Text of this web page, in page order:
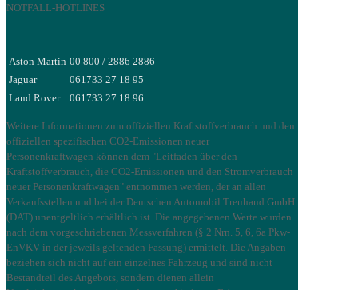
NOTFALL-HOTLINES
Aston Martin 00 800 / 2886 2886
Jaguar
061733 27 18 95
Land Rover
061733 27 18 96
Weitere Informationen zum offiziellen Kraftstoffverbrauch und den
offiziellen spezifischen CO2-Emissionen neuer
Personenkraftwagen können dem "Leitfaden über den
Kraftstoffverbrauch, die CO2-Emissionen und den Stromverbrauch
neuer Personenkraftwagen" entnommen werden, der an allen
Verkaufsstellen und bei der Deutschen Automobil Treuhand GmbH
(DAT) unentgeltlich erhältlich ist. Die angegebenen Werte wurden
nach dem vorgeschriebenen Messverfahren (§ 2 Nrn. 5, 6, 6a Pkw-
EnVKV in der jeweils geltenden Fassung) ermittelt. Die Angaben
beziehen sich nicht auf ein einzelnes Fahrzeug und sind nicht
Bestandteil des Angebots, sondern dienen allein